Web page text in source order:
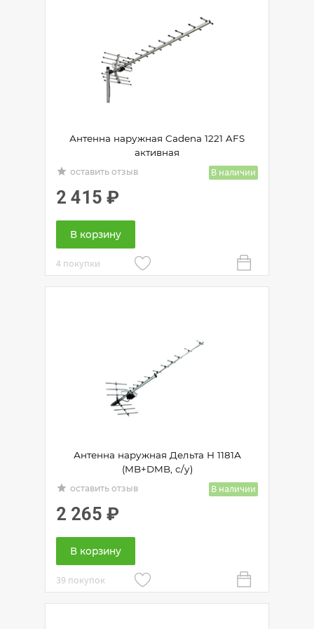
Антенна наружная Cadena 1221 AFS
активная
grade оставить отзыв В наличии
2 415 ₽
В корзину
4 покупки
Антенна наружная Дельта Н 1181А
(MB+DMB, с/у)
grade оставить отзыв В наличии
2 265 ₽
В корзину
39 покупок